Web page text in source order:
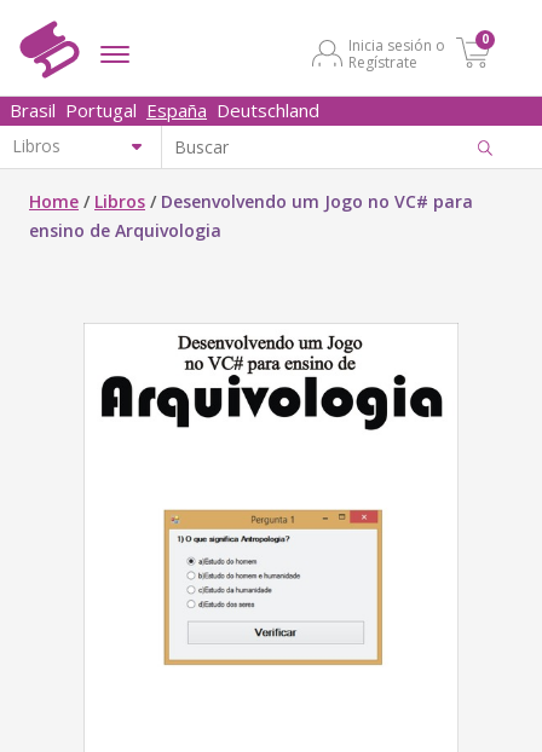
Inicia sesión o
Regístrate
0
Brasil Portugal España Deutschland
Home / Libros / Desenvolvendo um Jogo no VC# para
ensino de Arquivologia